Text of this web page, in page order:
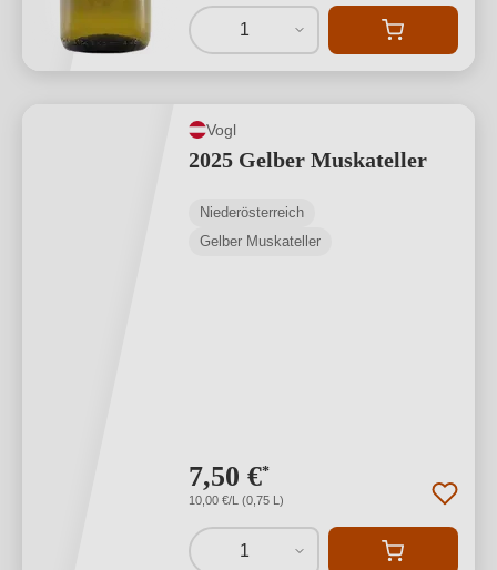
1
Vogl
2025 Gelber Muskateller
Niederösterreich
Gelber Muskateller
7,50 €*
10,00 €/L (0,75 L)
1